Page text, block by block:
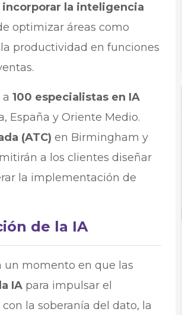
incorporar la inteligencia
optimizar áreas como
productividad en funciones
100 especialistas en IA
España y Oriente Medio.
(ATC) en Birmingham y
a los clientes diseñar
la implementación de
de la IA
un momento en que las
IA para impulsar el
la soberanía del dato, la